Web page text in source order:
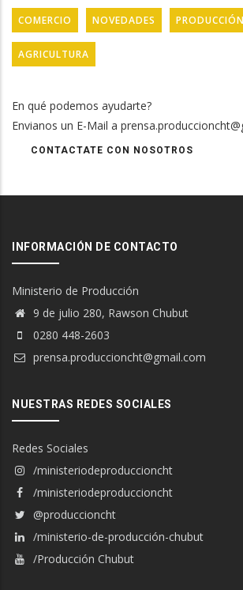
COMERCIO NOVEDADES PRODUCCIÓN
AGRICULTURA
En qué podemos ayudarte?
Envianos un E-Mail a
CONTACTATE CON NOSOTROS
INFORMACIÓN DE CONTACTO
Ministerio de Producción
9 de julio 280, Rawson Chubut
0280 448-2603
prensa.produccioncht@gmail.com
NUESTRAS REDES SOCIALES
Redes Sociales
/ministeriodeproduccioncht
/ministeriodeproduccioncht
@produccioncht
/ministerio-de-producción-chubut
/Producción Chubut